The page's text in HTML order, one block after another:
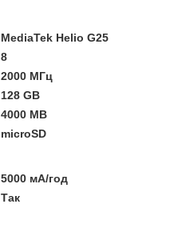
MediaTek Helio G25
8
2000 МГц
128 GB
4000 MB
microSD
5000 мА/год
Так